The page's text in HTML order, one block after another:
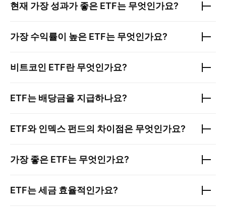
현재 가장 성과가 좋은 ETF는 무엇인가요?
가장 수익률이 높은 ETF는 무엇인가요?
비트코인 ETF란 무엇인가요?
ETF는 배당금을 지급하나요?
ETF와 인덱스 펀드의 차이점은 무엇인가요?
가장 좋은 ETF는 무엇인가요?
ETF는 세금 효율적인가요?